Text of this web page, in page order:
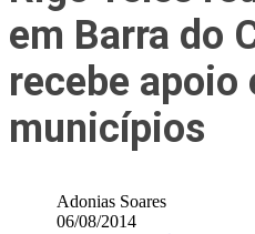
em Barra do
recebe apoio
municípios
Adonias Soares
06/08/2014